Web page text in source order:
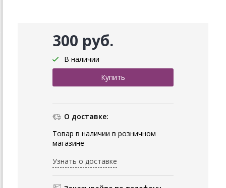
300 руб.
В наличии
О доставке:
Товар в наличии в розничном
магазине
Узнать о доставке